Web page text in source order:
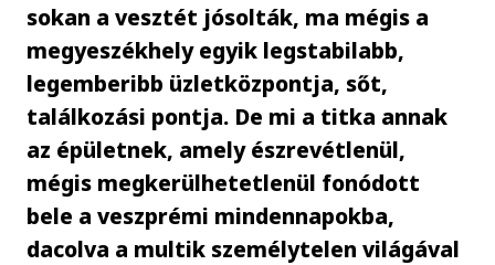
sokan a vesztét jósolták, ma mégis a
megyeszékhely egyik legstabilabb,
legemberibb üzletközpontja, sőt,
találkozási pontja. De mi a titka annak
az épületnek, amely észrevétlenül,
mégis megkerülhetetlenül fonódott
bele a veszprémi mindennapokba,
dacolva a multik személytelen világával